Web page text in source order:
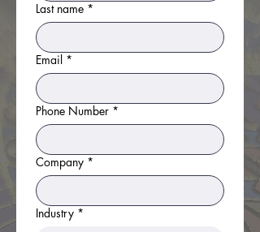
Last name *
Email *
Phone Number *
Company *
Industry *